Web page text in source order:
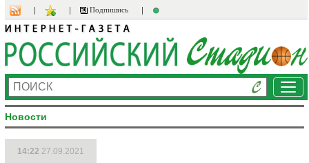
Подпишись
Новости
14:22 27.09.2021